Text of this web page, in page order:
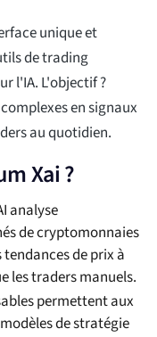
unique et
de trading
l'IA. L'objectif ?
en signaux
au quotidien.
Xai ?
analyse
de cryptomonnaies
de prix à
les traders manuels.
permettent aux
de stratégie